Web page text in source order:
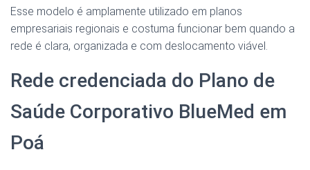
Esse modelo é amplamente utilizado em planos
empresariais regionais e costuma funcionar bem quando a
rede é clara, organizada e com deslocamento viável.
Rede credenciada do Plano de
Saúde Corporativo BlueMed em
Poá